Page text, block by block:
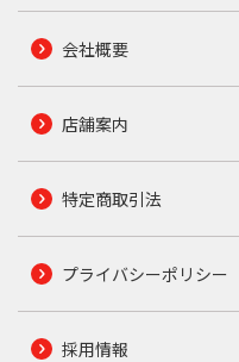
会社概要
店舗案内
特定商取引法
プライバシーポリシー
採用情報